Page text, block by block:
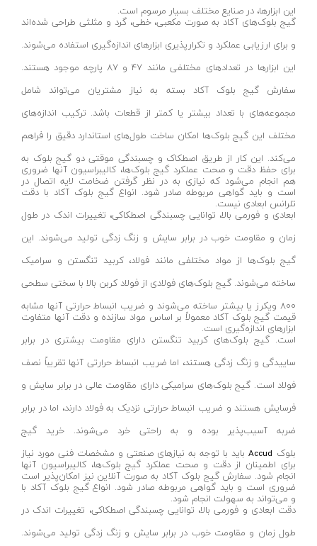
ماسک جوشکاری
سایر ابزار جوشکاری
دستگاه های جوش لوله پلی اتیلن
کیت جوشکاری
مهره کبریتی
دستگاه جوش الکتروفیوژن
سرپیک جوشکاری
خشک کن الکترود
ربات جوش و برش
میز برش
لوازم ابزار تراشکاری
جاروبرقی صنعتی
تفنگ میخ کوب
دستگاه لوله بازکنی
موتور برق
شلنگ ویبراتور
ماله موتوری
حدیده برقی
هویه برقی
ست پنچرگیری
گریس پمپ
گریس پمپ سطلی
لکا- LEKA
آکاد- ACCUD
اشتیل- STIHL
شپخ- SCHEPPACH
تهران کیت- TEHRANKIT
ام تی- MT
الاندا- ELANDA
حارس-HARES
بلدن- BELDEN
تیراژه -TIRAJEH
فردان الکتریک- FARDAN ELECTRIC
کداک- KODAK
نوراستار- NOURSTAR
پی ال- PL
اوسیس- OASIS
آسیمتو- ASIMETO
مکس-MAX
نیرو الکتریک- NIROOELECTRIC
کی نت پلاس- K-NET PLUS
فردان الکتریک- FARDAN ELECTRIC
ایران زمین- IRAN ZAMIN
قرمز- مشکی- طوسی
بفش
RGB
طوسی روشن
سفید-آفتابی
قرمز-آبی-سبز
مسی
هفت رنگ
آفتابی
سفید یخی
سفید_آفتابی_انبه‌ای
سبز-قرمز-مولتی نچرال-آبی
سفید-نچرال-آفتابی
قهوه ای- مشکی
متنوع
چند رنگ
زرد-قرمز
کرم-قرمز
ابی
آبی-نارنجی
شفاف
آبی-قرمز
خاکستری
این ابزارها، در صنایع مختلف بسیار مرسوم است.
گیج بلوک‌های آکاد به صورت مکعبی، خطی، گرد و مثلثی طراحی شده‌اند
و برای ارزیابی عملکرد و تکرارپذیری ابزارهای اندازه‌گیری استفاده می‌شوند.
این ابزارها در تعدادهای مختلفی مانند 47 و 87 پارچه موجود هستند.
سفارش گیج بلوک آکاد بسته به نیاز مشتریان می‌تواند شامل
مجموعه‌های با تعداد بیشتر یا کمتر از قطعات باشد. ترکیب اندازه‌های
مختلف این گیج بلوک‌ها امکان ساخت طول‌های استاندارد دقیق را فراهم
می‌کند. این کار از طریق اصطکاک و چسبندگی موقتی دو گیج بلوک به
هم انجام می‌شود که نیازی به در نظر گرفتن ضخامت لایه اتصال در
تلرانس ابعادی نیست.
برای حفظ دقت و صحت عملکرد گیج بلوک‌ها، کالیبراسیون آنها ضروری
است و باید گواهی مربوطه صادر شود. انواع گیج بلوک آکاد با دقت
ابعادی و فورمی بالا، توانایی چسبندگی اصطکاکی، تغییرات اندک در طول
زمان و مقاومت خوب در برابر سایش و زنگ زدگی تولید می‌شوند. این
گیج بلوک‌ها از مواد مختلفی مانند فولاد، کربید تنگستن و سرامیک
ساخته می‌شوند. گیج بلوک‌های فولادی از فولاد کربن بالا با سختی سطحی
800 ویکرز یا بیشتر ساخته می‌شوند و ضریب انبساط حرارتی آنها مشابه
ابزارهای اندازه‌گیری است.
قیمت گیج بلوک آکاد معمولاً بر اساس مواد سازنده و دقت آنها متفاوت
است. گیج بلوک‌های کربید تنگستن دارای مقاومت بیشتری در برابر
ساییدگی و زنگ زدگی هستند، اما ضریب انبساط حرارتی آنها تقریباً نصف
فولاد است. گیج بلوک‌های سرامیکی دارای مقاومت عالی در برابر سایش و
فرسایش هستند و ضریب انبساط حرارتی نزدیک به فولاد دارند، اما در برابر
ضربه آسیب‌پذیر بوده و به راحتی خرد می‌شوند. خرید گیج
بلوک Accud باید با توجه به نیازهای صنعتی و مشخصات فنی مورد نیاز
انجام شود. سفارش گیج بلوک آکاد به صورت آنلاین نیز امکان‌پذیر است
و می‌تواند به سهولت انجام شود.
برای اطمینان از دقت و صحت عملکرد گیج بلوک‌ها، کالیبراسیون آنها
ضروری است و باید گواهی مربوطه صادر شود. انواع گیج بلوک آکاد با
دقت ابعادی و فورمی بالا، توانایی چسبندگی اصطکاکی، تغییرات اندک در
طول زمان و مقاومت خوب در برابر سایش و زنگ زدگی تولید می‌شوند.